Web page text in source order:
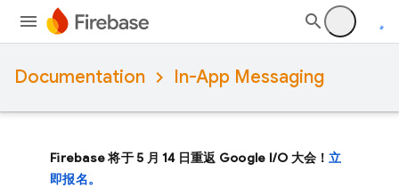
Documentation In-App Messaging
Firebase 将于 5 月 14 日重返 Google I/O 大会！立
即报名。